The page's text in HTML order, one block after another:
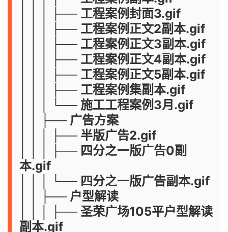
│ │ │ ├── 工程案例封面3.gif
│ │ │ ├── 工程案例正文2副本.gif
│ │ │ ├── 工程案例正文3副本.gif
│ │ │ ├── 工程案例正文4副本.gif
│ │ │ ├── 工程案例正文5副本.gif
│ │ │ ├── 工程案例集副本.gif
│ │ │ └── 施工工程案例3月.gif
│ │ ├── 广告方案
│ │ │ ├── 半版广告2.gif
│ │ │ ├── 四分之一版广告0副
本.gif
│ │ │ └── 四分之一版广告副本.gif
│ │ ├── 户型解读
│ │ │ ├── 圣荣广场105平户型解读
副本.gif